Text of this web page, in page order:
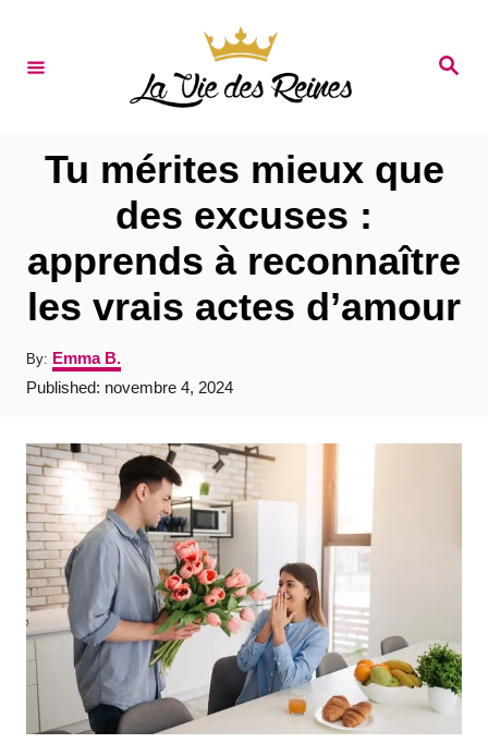
S
Tu mérites mieux que
des excuses :
apprends à reconnaître
les vrais actes d’amour
By: A
u
t
o
r
Emma B.
P
t
e
d
o
n
Published: novembre 4, 2024